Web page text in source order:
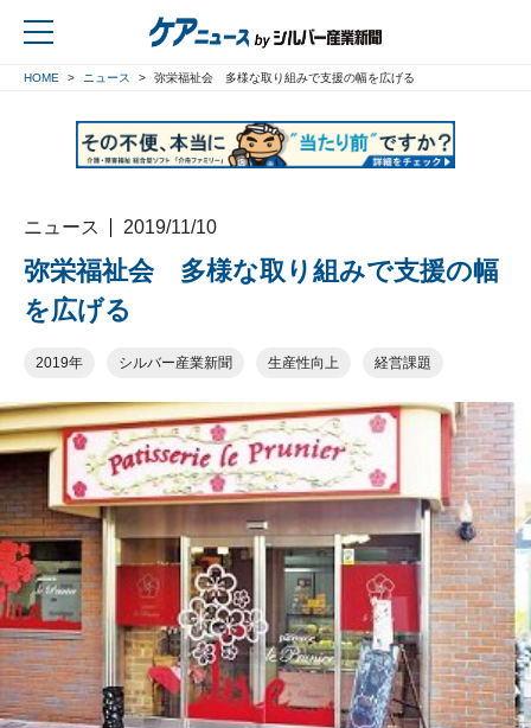
HOME ニュース 弥栄福祉会 多様な取り組みで支援の幅を広げる
ニュース 2019/11/10
弥栄福祉会 多様な取り組みで支援の幅
を広げる
2019年 シルバー産業新聞 生産性向上 経営課題